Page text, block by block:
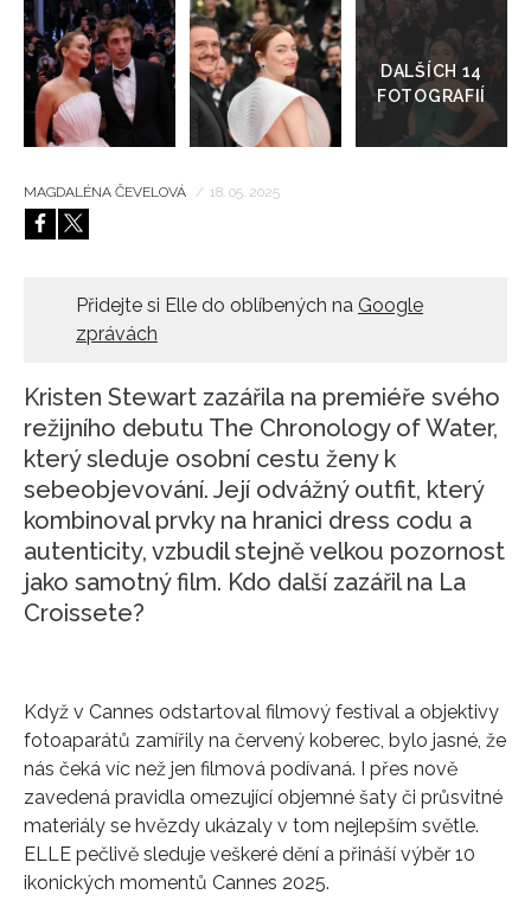
HOME
Přejít
do
galerie
MAGDALÉNA ČEVELOVÁ / 18. 05. 2025
Přidejte si Elle do oblíbených na Google
zprávách
Kristen Stewart zazářila na premiéře svého
režijního debutu The Chronology of Water,
který sleduje osobní cestu ženy k
sebeobjevování. Její odvážný outfit, který
kombinoval prvky na hranici dress codu a
autenticity, vzbudil stejně velkou pozornost
jako samotný film. Kdo další zazářil na La
Croissete?
Když v Cannes odstartoval filmový festival a objektivy
fotoaparátů zamířily na červený koberec, bylo jasné, že
nás čeká víc než jen filmová podívaná. I přes nově
zavedená pravidla omezující objemné šaty či průsvitné
materiály se hvězdy ukázaly v tom nejlepším světle.
ELLE pečlivě sleduje veškeré dění a přináší výběr 10
ikonických momentů Cannes 2025.